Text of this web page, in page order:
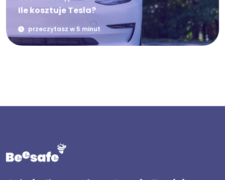
Ile kosztuje Tesla?
przeczytasz w 5 minut